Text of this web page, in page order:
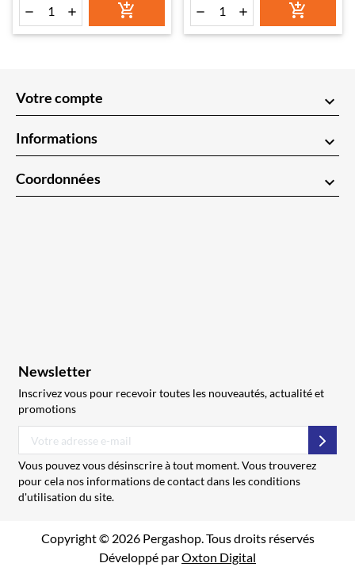
     
Votre compte keyboard_arrow_down
Informations keyboard_arrow_down
Coordonnées keyboard_arrow_down
Newsletter
Inscrivez vous pour recevoir toutes les nouveautés, actualité et
promotions
Vous pouvez vous désinscrire à tout moment. Vous trouverez
pour cela nos informations de contact dans les conditions
d'utilisation du site.
Copyright © 2026 Pergashop. Tous droits réservés
Développé parOxton Digital